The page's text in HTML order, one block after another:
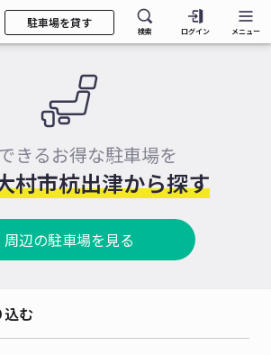
駐車場を貸す
検索 ログイン メニュー
きるお得な駐車場を
村市杭出津から探す
周辺の駐車場を見る
込む